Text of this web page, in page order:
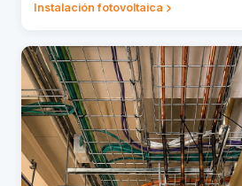
Instalación fotovoltaica